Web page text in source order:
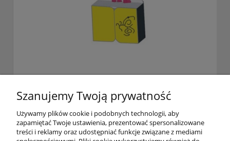
Meble przedszkolne segment duży ze ścianką
manipulacyjną motyl i koniem
2 091,00 zł
Szanujemy Twoją prywatność
Używamy plików cookie i podobnych technologii, aby
zapamiętać Twoje ustawienia, prezentować spersonalizowane
treści i reklamy oraz udostępniać funkcje związane z mediami